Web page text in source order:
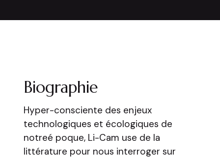
Biographie
Hyper-consciente des enjeux
technologiques et écologiques de
notreé poque, Li-Cam use de la
littérature pour nous interroger sur